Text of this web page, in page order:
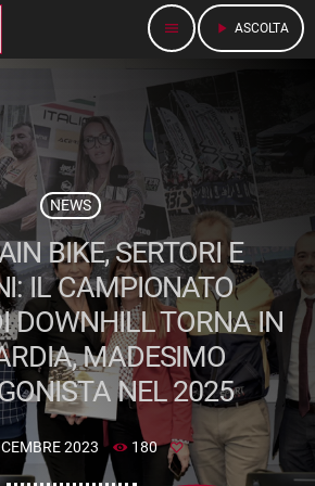
menu play_arrow ASCOLTA
NEWS
BIKE, SERTORI E
IL CAMPIONATO
DOWNHILL TORNA IN
MADESIMO
NEL 2025
2023 180